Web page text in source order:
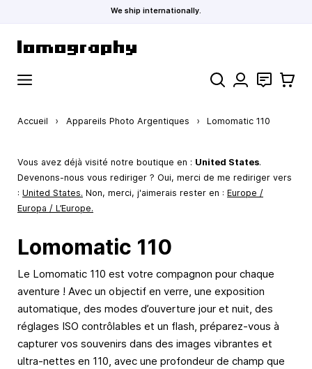
We ship internationally.
RechercherContact
Panier
Accueil › Appareils Photo Argentiques › Lomomatic 110
Vous avez déjà visité notre boutique en : United States.
Devenons-nous vous rediriger ? Oui, merci de me rediriger vers
: United States. Non, merci, j'aimerais rester en : Europe /
Europa / L’Europe.
Lomomatic 110
Le Lomomatic 110 est votre compagnon pour chaque
aventure ! Avec un objectif en verre, une exposition
automatique, des modes d’ouverture jour et nuit, des
réglages ISO contrôlables et un flash, préparez-vous à
capturer vos souvenirs dans des images vibrantes et
ultra-nettes en 110, avec une profondeur de champ que